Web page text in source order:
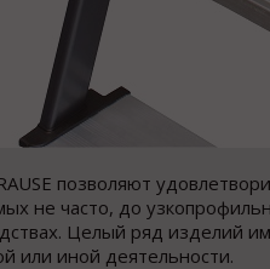
позволяют
не часто, до
Целый ряд изделий
или иной деятельности.